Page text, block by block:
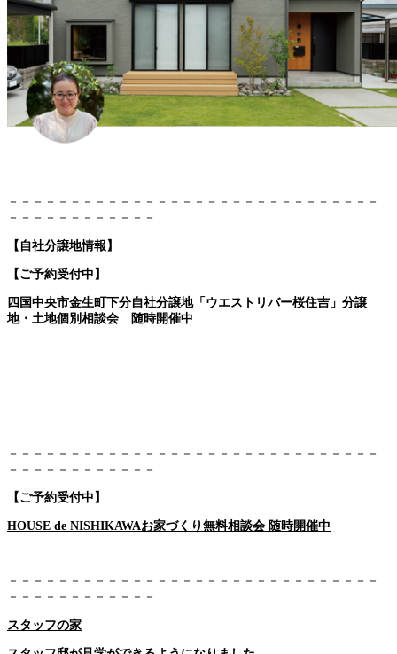
－－－－－－－－－－－－－－－－－－－－－－－－－－－－－－
－－－－－－－－－－－－
【自社分譲地情報】
【ご予約受付中】
四国中央市金生町下分自社分譲地「ウエストリバー桜住吉」分譲
地・土地個別相談会 随時開催中
－－－－－－－－－－－－－－－－－－－－－－－－－－－－－－
－－－－－－－－－－－－
【ご予約受付中】
HOUSE de NISHIKAWAお家づくり無料相談会 随時開催中
－－－－－－－－－－－－－－－－－－－－－－－－－－－－－－
－－－－－－－－－－－－
スタッフの家